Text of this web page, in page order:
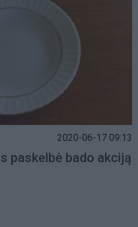
2020-06-17 09:13
paskelbė bado akciją